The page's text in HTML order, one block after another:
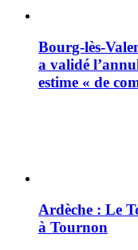
Bourg-lès-
a validé
estime « de
Ardèche : Le
à Tournon